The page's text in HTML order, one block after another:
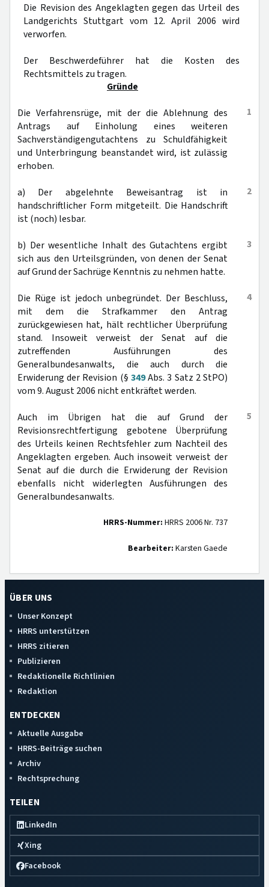
Die Revision des Angeklagten gegen das Urteil des
Landgerichts Stuttgart vom 12. April 2006 wird
verworfen.
Der Beschwerdeführer hat die Kosten des
Rechtsmittels zu tragen.
Gründe
1
Die Verfahrensrüge, mit der die Ablehnung des
Antrags auf Einholung eines weiteren
Sachverständigengutachtens zu Schuldfähigkeit
und Unterbringung beanstandet wird, ist zulässig
erhoben.
2
a) Der abgelehnte Beweisantrag ist in
handschriftlicher Form mitgeteilt. Die Handschrift
ist (noch) lesbar.
3
b) Der wesentliche Inhalt des Gutachtens ergibt
sich aus den Urteilsgründen, von denen der Senat
auf Grund der Sachrüge Kenntnis zu nehmen hatte.
4
Die Rüge ist jedoch unbegründet. Der Beschluss,
mit dem die Strafkammer den Antrag
zurückgewiesen hat, hält rechtlicher Überprüfung
stand. Insoweit verweist der Senat auf die
zutreffenden Ausführungen des
Generalbundesanwalts, die auch durch die
Erwiderung der Revision (§ 349Abs. 3 Satz 2 StPO)
vom 9. August 2006 nicht entkräftet werden.
5
Auch im Übrigen hat die auf Grund der
Revisionsrechtfertigung gebotene Überprüfung
des Urteils keinen Rechtsfehler zum Nachteil des
Angeklagten ergeben. Auch insoweit verweist der
Senat auf die durch die Erwiderung der Revision
ebenfalls nicht widerlegten Ausführungen des
Generalbundesanwalts.
HRRS-Nummer: HRRS 2006 Nr. 737
Bearbeiter: Karsten Gaede
ÜBER UNS
Unser Konzept
HRRS unterstützen
HRRS zitieren
Publizieren
Redaktionelle Richtlinien
Redaktion
ENTDECKEN
Aktuelle Ausgabe
HRRS-Beiträge suchen
Archiv
Rechtsprechung
TEILEN
LinkedIn
Xing
Facebook